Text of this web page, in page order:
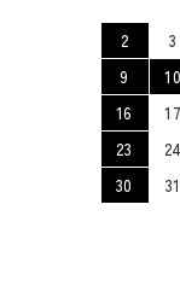
2
3
9
10
16
17
23
24
30
31